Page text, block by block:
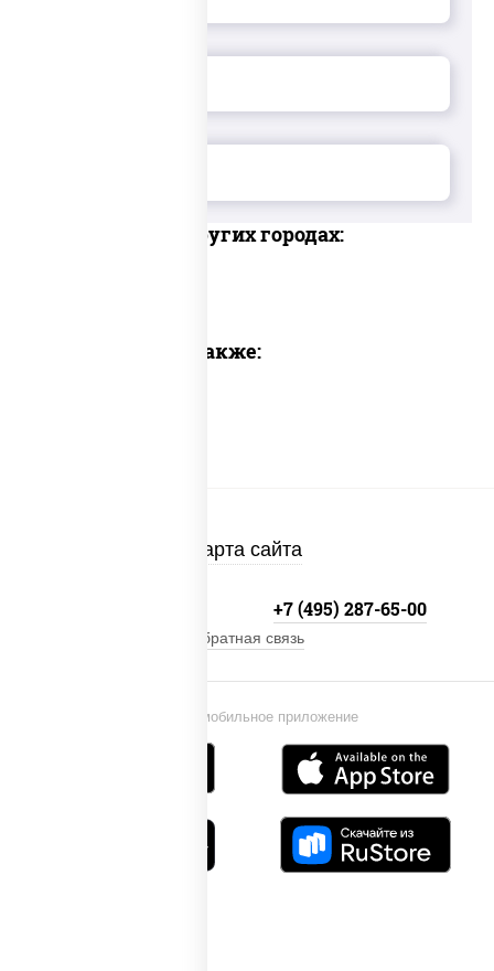
Доставка в других городах:
Предлагаем также:
Карта сайта
Установи мобильное приложение
+7 (495) 287-65-00
Обратная связь